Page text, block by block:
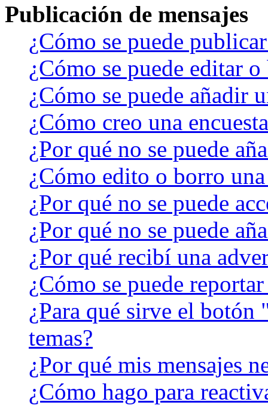
Publicación de mensajes
¿Cómo se puede
¿Cómo se puede editar
¿Cómo se puede añadir
¿Cómo creo una
¿Por qué no se puede
¿Cómo edito o borro una
¿Por qué no se puede
¿Por qué no se puede
¿Por qué recibí una
¿Cómo se puede
¿Para qué sirve el
temas?
¿Por qué mis mensajes
¿Cómo hago para